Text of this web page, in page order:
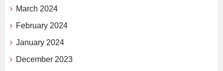
March 2024
February 2024
January 2024
December 2023